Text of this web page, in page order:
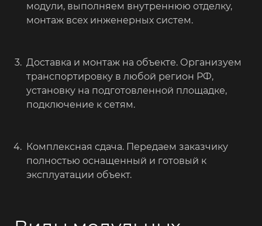
модули, выполняем внутреннюю отделку,
монтаж всех инженерных систем.
Доставка и монтаж на объекте. Организуем
транспортировку в любой регион РФ,
установку на подготовленной площадке,
подключение к сетям.
Комплексная сдача. Передаем заказчику
полностью оснащенный и готовый к
эксплуатации объект.